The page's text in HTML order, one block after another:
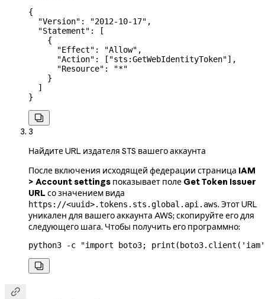
{
  "Version"
: "2012-10-17" ,
  "Statement"
: [
    {
      "Effect"
: "Allow" ,
      "Action"
: [ "sts:GetWebIdentityToken"],
      "Resource"
:
"*"
    }
  ]
}

3
Найдите URL издателя STS вашего аккаунта
После включения исходящей федерации страница IAM
> Account settings показывает поле Get Token Issuer
URL со значением вида
https://<uuid>.tokens.sts.global.api.aws. Этот URL
уникален для вашего аккаунта AWS; скопируйте его для
следующего шага. Чтобы получить его программно:
python3 -c "import boto3;

